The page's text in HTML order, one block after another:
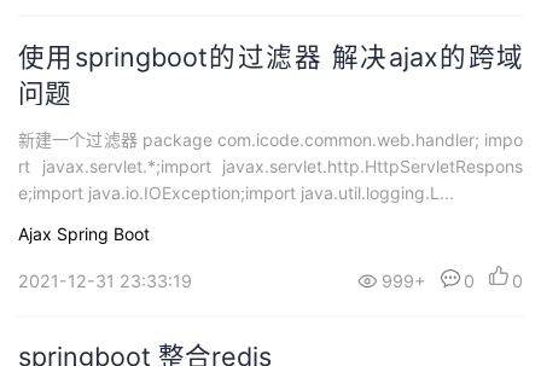
使用springboot的过滤器 解决ajax的跨域
问题
新建一个过滤器 package com.icode.common.web.handler; impo
rt javax.servlet.*;import javax.servlet.http.HttpServletRespons
e;import java.io.IOException;import java.util.logging.L...
Ajax Spring Boot
2021-12-31 23:33:19 999+ 0 0
springboot 整合redis